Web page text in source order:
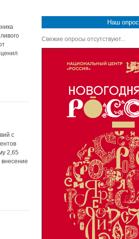
с
2,65
Наш опрос
Свежие опросы отсутствуют...